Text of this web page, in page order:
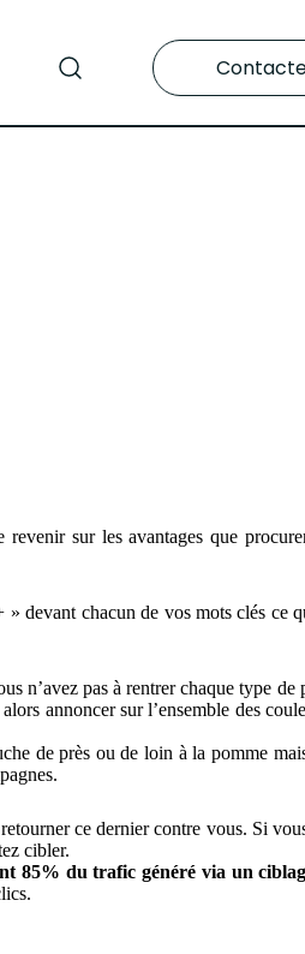
sur les avantages que
devant chacun de vos mots clés ce
n’avez pas à rentrer chaque type de
annoncer sur l’ensemble des
de près ou de loin à la pomme
ce dernier contre vous. Si
cibler.
85% du trafic généré via un